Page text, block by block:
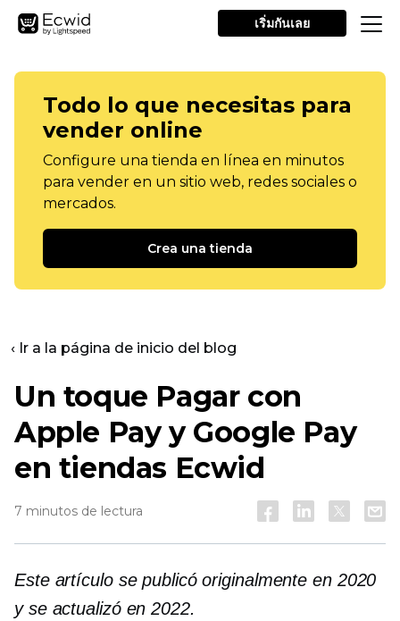
เริ่มกันเลย
Todo lo que necesitas para
vender online
Configure una tienda en línea en minutos
para vender en un sitio web, redes sociales o
mercados.
Crea una tienda
‹ Ir a la página de inicio del blog
Un toque Pagar con
Apple Pay y Google Pay
en tiendas Ecwid
7 minutos de lectura
Este artículo se publicó originalmente en 2020
y se actualizó en 2022.